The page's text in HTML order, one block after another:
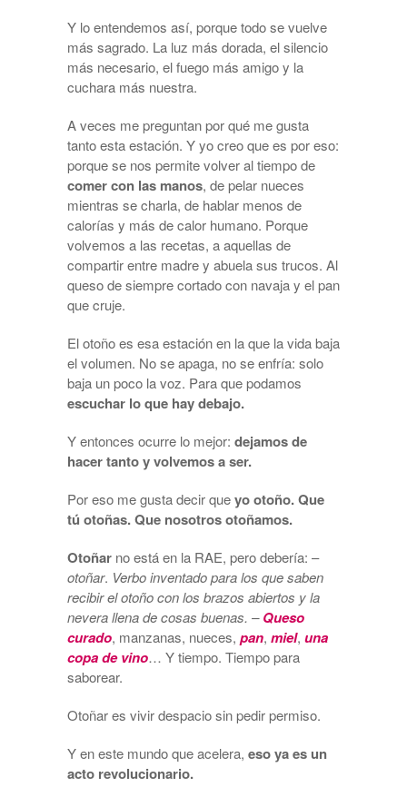
Y lo entendemos así, porque todo se vuelve
más sagrado. La luz más dorada, el silencio
más necesario, el fuego más amigo y la
cuchara más nuestra.
A veces me preguntan por qué me gusta
tanto esta estación. Y yo creo que es por eso:
porque se nos permite volver al tiempo de
comer con las manos, de pelar nueces
mientras se charla, de hablar menos de
calorías y más de calor humano. Porque
volvemos a las recetas, a aquellas de
compartir entre madre y abuela sus trucos. Al
queso de siempre cortado con navaja y el pan
que cruje.
El otoño es esa estación en la que la vida baja
el volumen. No se apaga, no se enfría: solo
baja un poco la voz. Para que podamos
escuchar lo que hay debajo.
Y entonces ocurre lo mejor: dejamos de
hacer tanto y volvemos a ser.
Por eso me gusta decir queyootoño. Que
tú otoñas. Que nosotros otoñamos.
Otoñar no está en la RAE, pero debería: –
otoñar. Verbo inventado para los que saben
recibir el otoño con los brazos abiertos y la
nevera llena de cosas buenas. –Queso
curado, manzanas, nueces, pan, miel, una
copa de vino… Y tiempo. Tiempo para
saborear.
Otoñar es vivir despacio sin pedir permiso.
Y en este mundo que acelera, eso ya es un
acto revolucionario.